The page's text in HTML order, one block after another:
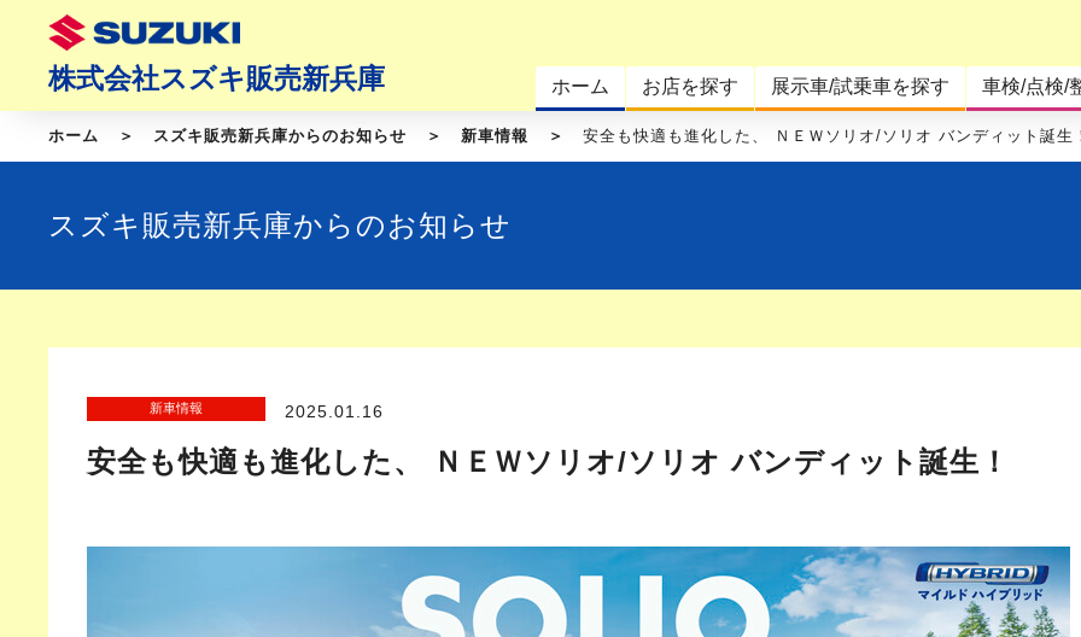
株式会社スズキ販売新兵庫 ホーム お店を探す 展示車/試乗車を探す 車検/点検/
ホーム スズキ販売新兵庫からのお知らせ 新車情報 安全も快適も進化した、 ＮＥＷソリオ/ソリオ バンディット誕生
スズキ販売新兵庫からのお知らせ
新車情報 2025.01.16
安全も快適も進化した、 ＮＥＷソリオ/ソリオ バンディット誕生！